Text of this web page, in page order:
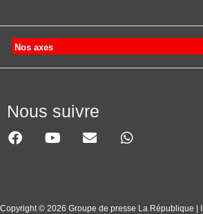
Nos axes
Nous suivre
Copyright © 2026 Groupe de presse La République |